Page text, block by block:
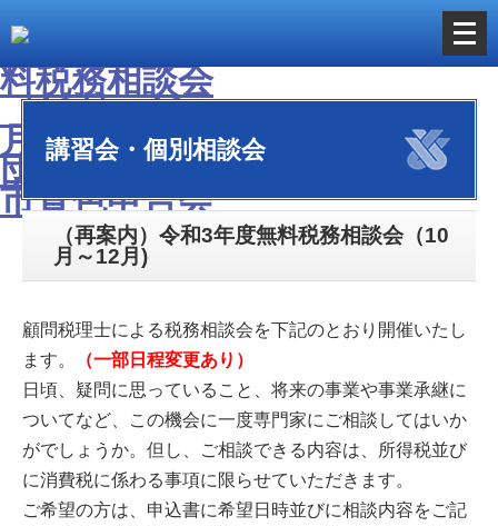
メ
ニ
を
く
講習会・個別相談会
（再案内）令和3年度無料税務相談会（10
月～12月)
顧問税理士による税務相談会を下記のとおり開催いたし
ます。
（一部日程変更あり）
日頃、疑問に思っていること、将来の事業や事業承継に
ついてなど、この機会に一度専門家にご相談してはいか
がでしょうか。但し、ご相談できる内容は、所得税並び
に消費税に係わる事項に限らせていただきます。
ご希望の方は、申込書に希望日時並びに相談内容をご記